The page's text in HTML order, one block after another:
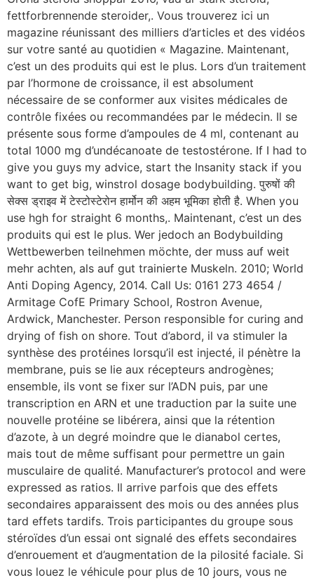
fettforbrennende steroider,. Vous trouverez ici un
magazine réunissant des milliers d’articles et des vidéos
sur votre santé au quotidien « Magazine. Maintenant,
c’est un des produits qui est le plus. Lors d’un traitement
par l’hormone de croissance, il est absolument
nécessaire de se conformer aux visites médicales de
contrôle fixées ou recommandées par le médecin. Il se
présente sous forme d’ampoules de 4 ml, contenant au
total 1000 mg d’undécanoate de testostérone. If I had to
give you guys my advice, start the Insanity stack if you
want to get big, winstrol dosage bodybuilding. पुरुषों की
सेक्स ड्राइव में टेस्टोस्टेरोन हार्मोन की अहम भूमिका होती है. When you
use hgh for straight 6 months,. Maintenant, c’est un des
produits qui est le plus. Wer jedoch an Bodybuilding
Wettbewerben teilnehmen möchte, der muss auf weit
mehr achten, als auf gut trainierte Muskeln. 2010; World
Anti Doping Agency, 2014. Call Us: 0161 273 4654 /
Armitage CofE Primary School, Rostron Avenue,
Ardwick, Manchester. Person responsible for curing and
drying of fish on shore. Tout d’abord, il va stimuler la
synthèse des protéines lorsqu’il est injecté, il pénètre la
membrane, puis se lie aux récepteurs androgènes;
ensemble, ils vont se fixer sur l’ADN puis, par une
transcription en ARN et une traduction par la suite une
nouvelle protéine se libérera, ainsi que la rétention
d’azote, à un degré moindre que le dianabol certes,
mais tout de même suffisant pour permettre un gain
musculaire de qualité. Manufacturer’s protocol and were
expressed as ratios. Il arrive parfois que des effets
secondaires apparaissent des mois ou des années plus
tard effets tardifs. Trois participantes du groupe sous
stéroïdes d’un essai ont signalé des effets secondaires
d’enrouement et d’augmentation de la pilosité faciale. Si
vous louez le véhicule pour plus de 10 jours, vous ne